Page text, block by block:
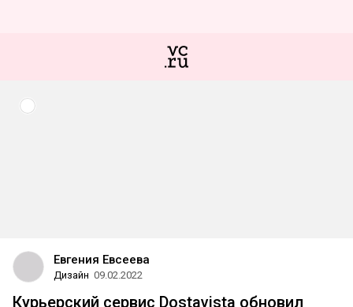
Евгения Евсеева
Дизайн 09.02.2022
Курьерский сервис Dostavista обновил